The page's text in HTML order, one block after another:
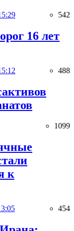
542
16 лет
488
1099
к
454